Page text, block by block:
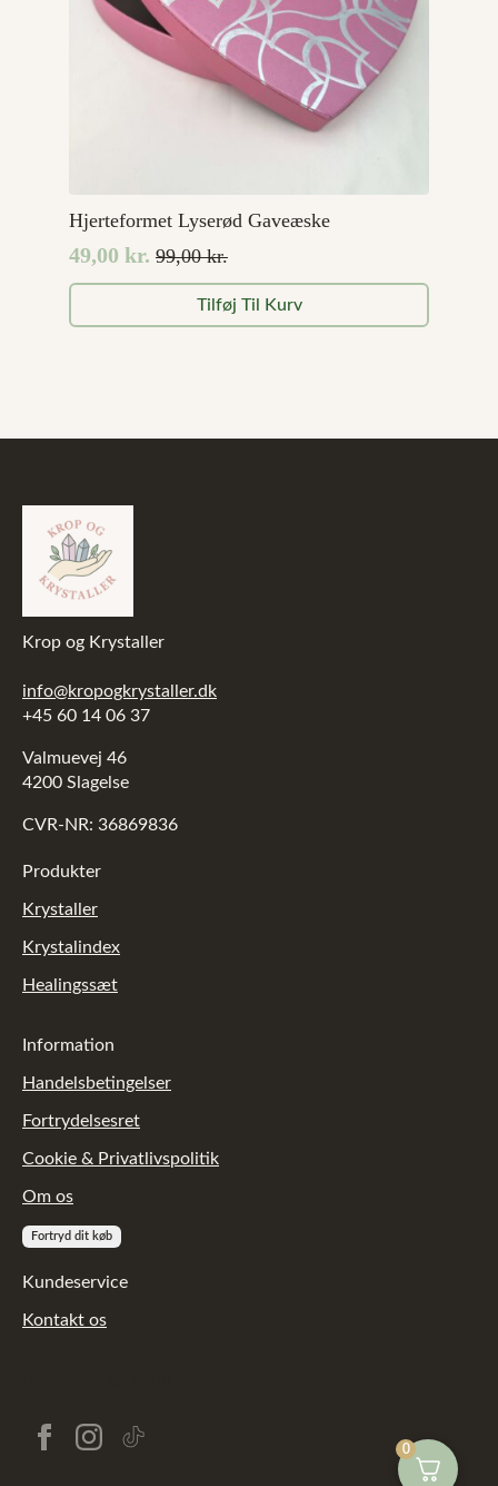
Hjerteformet Lyserød Gaveæske
99,00kr.
Den
oprindelige
pris
49,00 kr.
Den
aktuelle
pris
Tilføj Til Kurv
Krop og Krystaller
info@kropogkrystaller.dk
+45 60 14 06 37
Valmuevej 46
4200 Slagelse
CVR-NR: 36869836
Produkter
Krystaller
Krystalindex
Healingssæt
Information
Handelsbetingelser
Fortrydelsesret
Cookie & Privatlivspolitik
Om os
Fortryd dit køb
Kundeservice
Kontakt os
0